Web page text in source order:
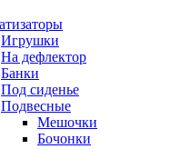
Игрушки
На дефлектор
Банки
Под сиденье
Подвесные
Мешочки
Бочонки